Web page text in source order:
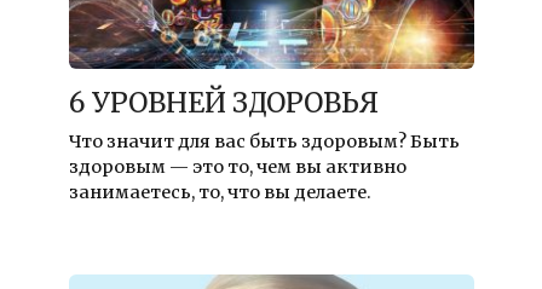
6 УРОВНЕЙ ЗДОРОВЬЯ
Что значит для вас быть здоровым? Быть
здоровым — это то, чем вы активно
занимаетесь, то, что вы делаете.